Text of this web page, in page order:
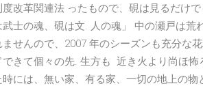
度改革関連法 ったもので、硯は見るだけ
武士の魂、硯は文. 人の魂」 中の瀬戸は
ませんので、2007 年のシーズンも充分な
できて個々の先. 生方も 近き火より尚ほ
時には、無い家、有る家、一切の地上の